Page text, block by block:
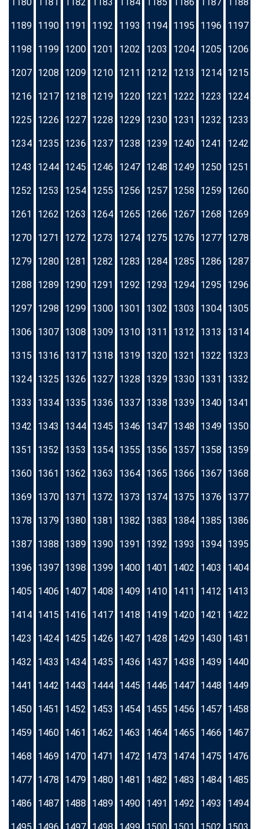
1189 1190 1191 1192 1193 1194 1195 1196 1197
1198 1199 1200 1201 1202 1203 1204 1205 1206
1207 1208 1209 1210 1211 1212 1213 1214 1215
1216 1217 1218 1219 1220 1221 1222 1223 1224
1225 1226 1227 1228 1229 1230 1231 1232 1233
1234 1235 1236 1237 1238 1239 1240 1241 1242
1243 1244 1245 1246 1247 1248 1249 1250 1251
1252 1253 1254 1255 1256 1257 1258 1259 1260
1261 1262 1263 1264 1265 1266 1267 1268 1269
1270 1271 1272 1273 1274 1275 1276 1277 1278
1279 1280 1281 1282 1283 1284 1285 1286 1287
1288 1289 1290 1291 1292 1293 1294 1295 1296
1297 1298 1299 1300 1301 1302 1303 1304 1305
1306 1307 1308 1309 1310 1311 1312 1313 1314
1315 1316 1317 1318 1319 1320 1321 1322 1323
1324 1325 1326 1327 1328 1329 1330 1331 1332
1333 1334 1335 1336 1337 1338 1339 1340 1341
1342 1343 1344 1345 1346 1347 1348 1349 1350
1351 1352 1353 1354 1355 1356 1357 1358 1359
1360 1361 1362 1363 1364 1365 1366 1367 1368
1369 1370 1371 1372 1373 1374 1375 1376 1377
1378 1379 1380 1381 1382 1383 1384 1385 1386
1387 1388 1389 1390 1391 1392 1393 1394 1395
1396 1397 1398 1399 1400 1401 1402 1403 1404
1405 1406 1407 1408 1409 1410 1411 1412 1413
1414 1415 1416 1417 1418 1419 1420 1421 1422
1423 1424 1425 1426 1427 1428 1429 1430 1431
1432 1433 1434 1435 1436 1437 1438 1439 1440
1441 1442 1443 1444 1445 1446 1447 1448 1449
1450 1451 1452 1453 1454 1455 1456 1457 1458
1459 1460 1461 1462 1463 1464 1465 1466 1467
1468 1469 1470 1471 1472 1473 1474 1475 1476
1477 1478 1479 1480 1481 1482 1483 1484 1485
1486 1487 1488 1489 1490 1491 1492 1493 1494